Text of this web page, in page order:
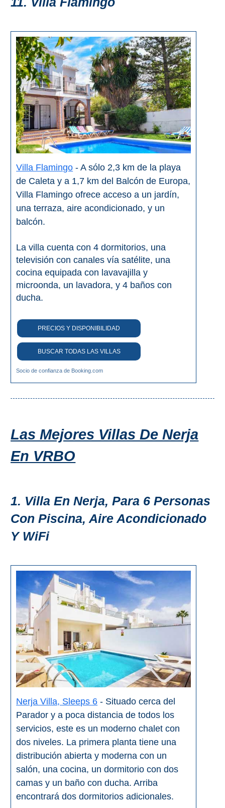
Villa Flamingo - A sólo 2,3 km de la playa
de Caleta y a 1,7 km del Balcón de Europa,
Villa Flamingo ofrece acceso a un jardín,
una terraza, aire acondicionado, y un
balcón.
La villa cuenta con 4 dormitorios, una
televisión con canales vía satélite, una
cocina equipada con lavavajilla y
microonda, un lavadora, y 4 baños con
ducha.
PRECIOS Y DISPONIBILIDAD
BUSCAR TODAS LAS VILLAS
Socio de confianza de Booking.com
Las Mejores Villas De Nerja
En VRBO
1. Villa En Nerja, Para 6 Personas
Con Piscina, Aire Acondicionado
Y WiFi
Nerja Villa, Sleeps 6 - Situado cerca del
Parador y a poca distancia de todos los
servicios, este es un moderno chalet con
dos niveles. La primera planta tiene una
distribución abierta y moderna con un
salón, una cocina, un dormitorio con dos
camas y un baño con ducha. Arriba
encontrará dos dormitorios adicionales.